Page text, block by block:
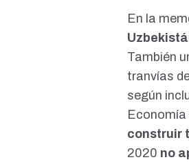
En la
También
tranvías
según
construir
2020 no